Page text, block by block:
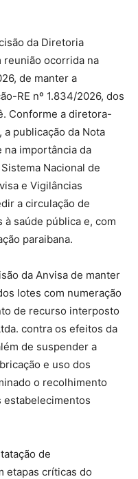
da Diretoria
reunião ocorrida na
de manter a
RE nº 1.834/2026, dos
Conforme a diretora-
publicação da Nota
na importância da
Nacional de
e Vigilâncias
a circulação de
saúde pública e, com
paraibana.
da Anvisa de manter
lotes com numeração
de recurso interposto
contra os efeitos da
de suspender a
e uso dos
o recolhimento
estabelecimentos
de
etapas críticas do